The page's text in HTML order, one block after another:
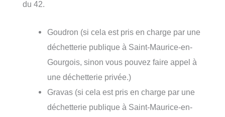
du 42.
Goudron (si cela est pris en charge par une
déchetterie publique à Saint-Maurice-en-
Gourgois, sinon vous pouvez faire appel à
une déchetterie privée.)
Gravas (si cela est pris en charge par une
déchetterie publique à Saint-Maurice-en-